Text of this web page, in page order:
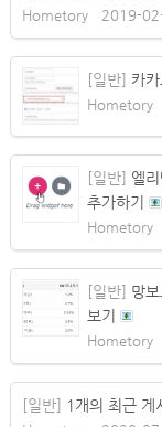
Hometory 2019-
[일반] 카
Hometory
[일반] 엘
추가하기
Hometory
[일반] 망
보기
Hometory
[일반] 1개의 최근 게